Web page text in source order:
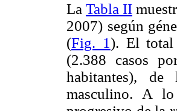
La Tabla II
2007) según
(Fig. 1). El total
(2.388 casos
habitantes), de
masculino. A